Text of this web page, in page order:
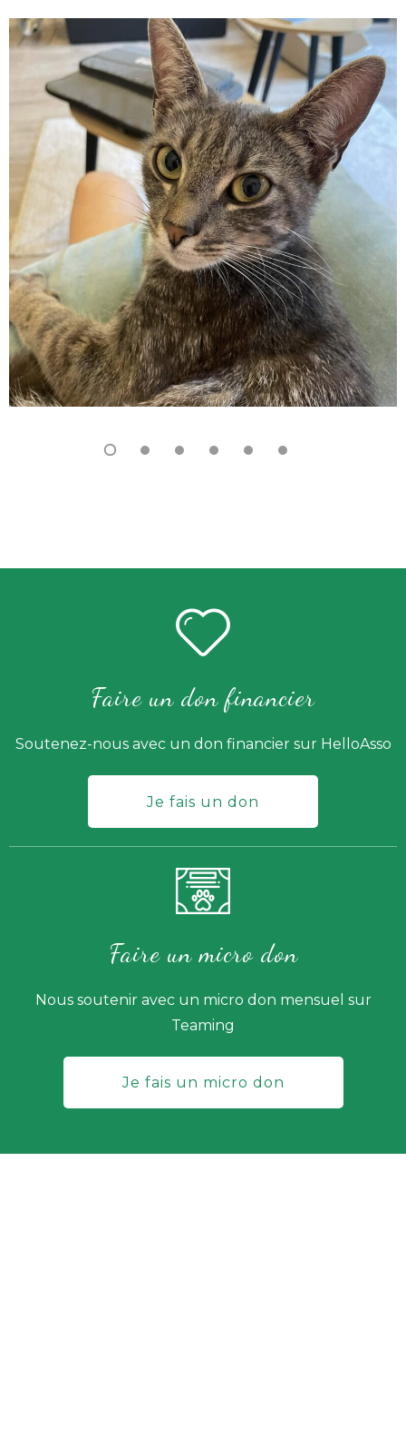
A L'ADOPTION CHATS ADULTES
Faire un don financier
Soutenez-nous avec un don financier sur HelloAsso
Je fais un don
Faire un micro don
Nous soutenir avec un micro don mensuel sur
Teaming
Je fais un micro don